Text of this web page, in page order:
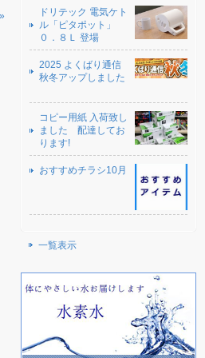
ドリテック 電気ケト
ル「ピタポット」
０．８Ｌ 登場
2025 よくばり通信
秋冬アップしました
コピー用紙 入荷致し
ました 配達してお
ります!
おすすめチラシ10月
一覧表示